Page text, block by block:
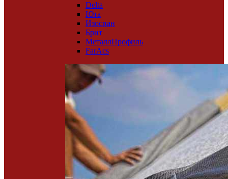
Delta
Юта
Изоспан
Брит
МеталлПрофиль
FarAcs